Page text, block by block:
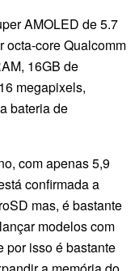
AMOLED de 5.7
octa-core Qualcomm
16GB de
megapixels,
bateria de
com apenas 5,9
confirmada a
mas, é bastante
modelos com
por isso é bastante